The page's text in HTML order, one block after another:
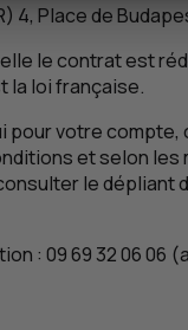
) 4, Place de
le contrat est
la loi française.
votre
et selon
le
: 09 69 32 06 06